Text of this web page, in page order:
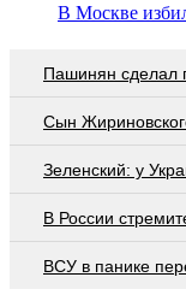
В Москве
Пашинян сделал
Сын
Зеленский: у
В России
ВСУ в панике